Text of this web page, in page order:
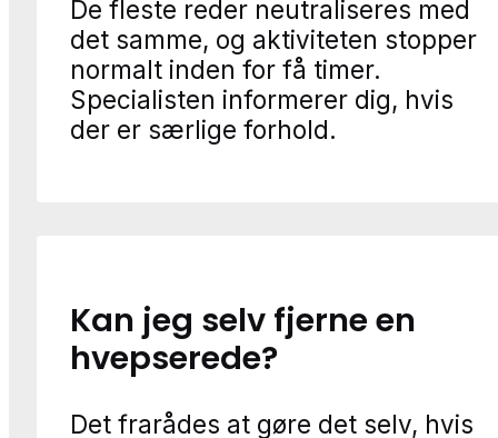
De fleste reder neutraliseres med
det samme, og aktiviteten stopper
normalt inden for få timer.
Specialisten informerer dig, hvis
der er særlige forhold.
Kan jeg selv fjerne en
hvepserede?
Det frarådes at gøre det selv, hvis